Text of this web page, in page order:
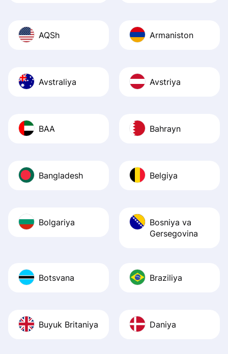
AQSh Armaniston
Avstraliya Avstriya
BAA Bahrayn
Bangladesh Belgiya
Bolgariya
Bosniya va
Gersegovina
Botsvana Braziliya
Buyuk Britaniya Daniya